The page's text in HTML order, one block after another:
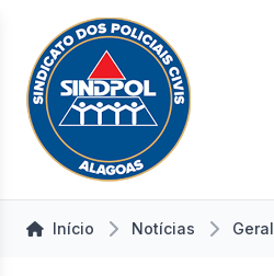
Início Notícias Geral